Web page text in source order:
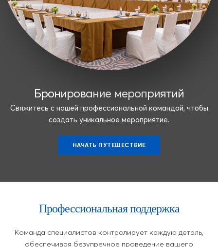
Бронирование мероприятий
Свяжитесь с нашей профессиональной командой, чтобы
создать уникальное мероприятие.
НАЧАТЬ ПУТЕШЕСТВИЕ
Профессиональная поддержка
Команда специалистов контролирует каждую деталь,
обеспечивая безупречное проведение вашего